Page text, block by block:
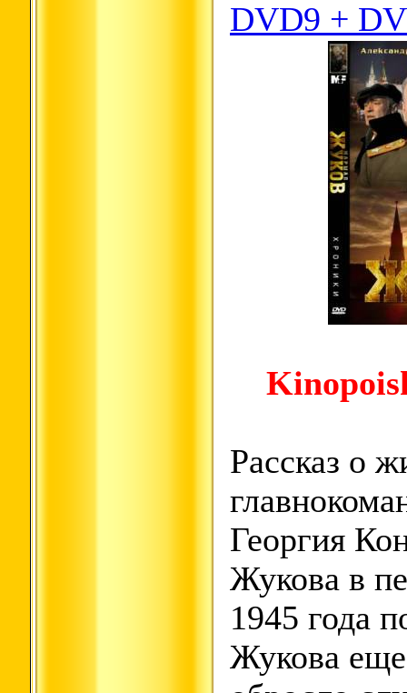
DVD9 +
Рассказ о
Георгия
Жукова в
1945 года
Жукова